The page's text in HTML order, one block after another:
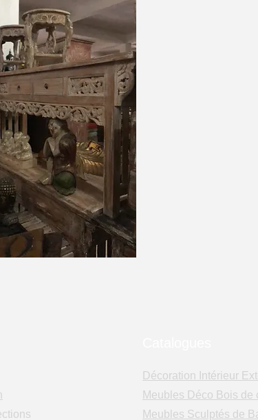
Décoration Intérieur
Meubles Déco Bois de
Meubles Sculptés de